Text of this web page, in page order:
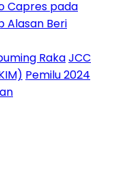
Capres pada
Alasan Beri
RakaJCC
Pemilu 2024